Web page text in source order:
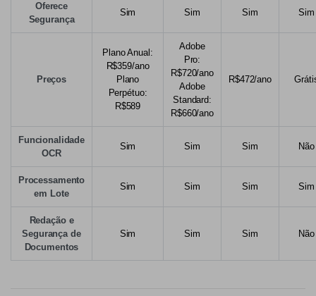
Oferece
Segurança
Sim Sim Sim Sim
Preços
Plano Anual:
R$359/ano
Plano
Perpétuo:
R$589
Adobe
Pro:
R$720/ano
Adobe
Standard:
R$660/ano
R$472/ano
Funcionalidade
OCR
Sim Sim Sim Não
Processamento
em Lote
Sim Sim Sim Sim
Redação e
Segurança de
Documentos
Sim Sim Sim Não